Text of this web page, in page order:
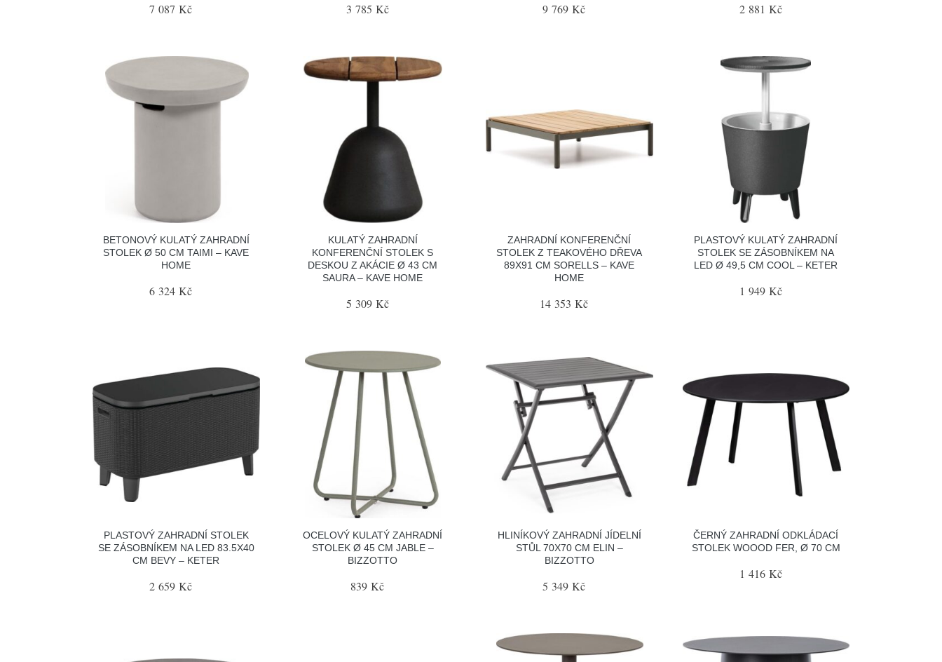
7 087 Kč 3 785 Kč 9 769 Kč 2 881 Kč
BETONOVÝ KULATÝ ZAHRADNÍ
STOLEK Ø 50 CM TAIMI – KAVE
HOME
6 324 Kč
KULATÝ ZAHRADNÍ
KONFERENČNÍ STOLEK S
DESKOU Z AKÁCIE Ø 43 CM
SAURA – KAVE HOME
5 309 Kč
ZAHRADNÍ KONFERENČNÍ
STOLEK Z TEAKOVÉHO DŘEVA
89X91 CM SORELLS – KAVE
HOME
14 353 Kč
PLASTOVÝ KULATÝ ZAHRADNÍ
STOLEK SE ZÁSOBNÍKEM NA
LED Ø 49,5 CM COOL – KETER
1 949 Kč
PLASTOVÝ ZAHRADNÍ STOLEK
SE ZÁSOBNÍKEM NA LED 83.5X40
CM BEVY – KETER
2 659 Kč
OCELOVÝ KULATÝ ZAHRADNÍ
STOLEK Ø 45 CM JABLE –
BIZZOTTO
839 Kč
HLINÍKOVÝ ZAHRADNÍ JÍDELNÍ
STŮL 70X70 CM ELIN –
BIZZOTTO
5 349 Kč
ČERNÝ ZAHRADNÍ ODKLÁDACÍ
STOLEK WOOOD FER, Ø 70 CM
1 416 Kč